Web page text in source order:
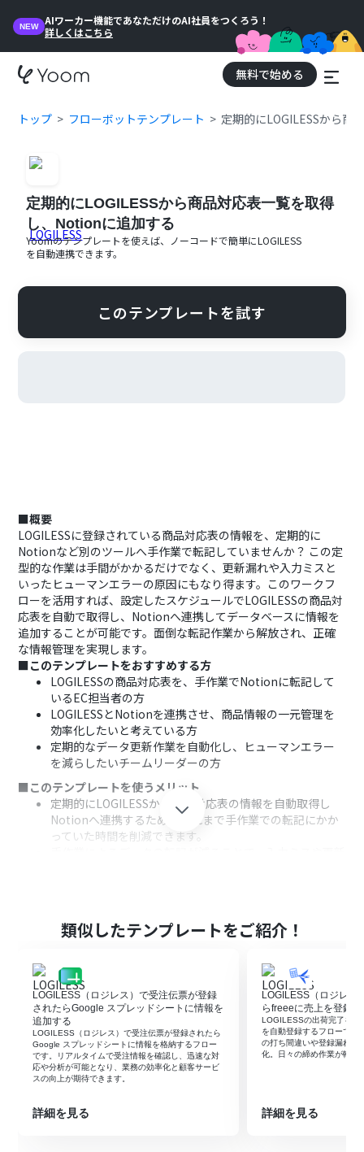
NEW
AIワーカー機能であなただけのAI社員をつくろう！
詳しくはこちら
無料で始める
トップ フローボットテンプレート 定期的にLOGILESSから商
定期的にLOGILESSから商品対応表一覧を取得
し、Notionに追加する
Yoomのテンプレートを使えば、ノーコードで簡単にLOGILESS
を自動連携できます。
このテンプレートを試す
■概要
LOGILESSに登録されている商品対応表の情報を、定期的に
Notionなど別のツールへ手作業で転記していませんか？ この定
型的な作業は手間がかかるだけでなく、更新漏れや入力ミスと
いったヒューマンエラーの原因にもなり得ます。このワークフ
ローを活用すれば、設定したスケジュールでLOGILESSの商品対
応表を自動で取得し、Notionへ連携してデータベースに情報を
追加することが可能です。面倒な転記作業から解放され、正確
な情報管理を実現します。
■このテンプレートをおすすめする方
LOGILESSの商品対応表を、手作業でNotionに転記して
いるEC担当者の方
LOGILESSとNotionを連携させ、商品情報の一元管理を
効率化したいと考えている方
定期的なデータ更新作業を自動化し、ヒューマンエラー
を減らしたいチームリーダーの方
■このテンプレートを使うメリット
定期的にLOGILESSから商品対応表の情報を自動取得し
Notionへ連携するため、これまで手作業での転記にかか
っていた時間を削減できます。
はじめに、LOGILESSとNotionをYoomと連携します。
次に、トリガーでスケジュールトリガーを選択し、フロー
次に、オペレーションでLOGILESSを選択し、「商品対応
表一覧を取得」アクションを設定します。
次に、オペレーションで繰り返し機能を設定し、取得し
た商品対応表の情報を1件ずつ処理できるようにします。
最後に、オペレーションでNotionを選択し、「レコード
を追加する」アクションを設定して、各商品情報をデータ
ベースに追加します。
ペレーション」：トリガー起動後、フロー内で処理を行うアク
類似したテンプレートをご紹介！
LOGILESS（ロジレス）で受注伝票が登録
されたらGoogle スプレッドシートに情報を
追加する
LOGILESS（ロジレス）で受注伝票が登録されたら
Google スプレッドシートに情報を格納するフロー
です。リアルタイムで受注情報を確認し、迅速な対
応や分析が可能となり、業務の効率化と顧客サービ
スの向上が期待できます。
詳細を見る
LOGILESS（ロジレス
らfreeeに売上を登録
LOGILESSの出荷完了をト
を自動登録するフローです
の打ち間違いや登録漏れを
化。日々の締め作業が軽く
詳細を見る